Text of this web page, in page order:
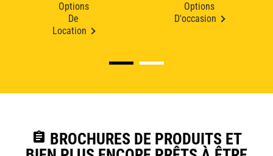
Options
De
Location
Options
D'occasion
assignment BROCHURES DE PRODUITS ET